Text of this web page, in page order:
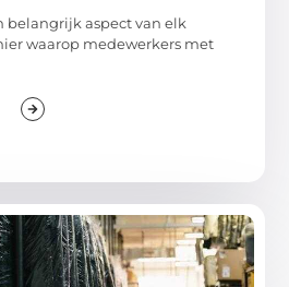
belangrijk aspect van elk
waarop medewerkers met